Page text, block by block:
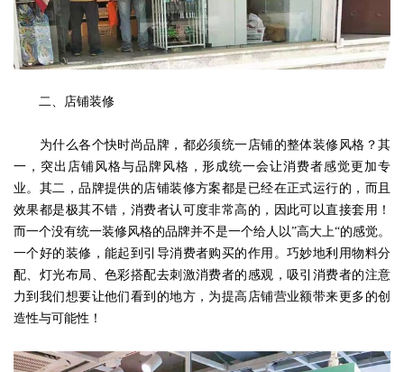
二、店铺装修
为什么各个快时尚品牌，都必须统一店铺的整体装修风格？其
一，突出店铺风格与品牌风格，形成统一会让消费者感觉更加专
业。其二，品牌提供的店铺装修方案都是已经在正式运行的，而且
效果都是极其不错，消费者认可度非常高的，因此可以直接套用！
而一个没有统一装修风格的品牌并不是一个给人以”高大上“的感觉。
一个好的装修，能起到引导消费者购买的作用。巧妙地利用物料分
配、灯光布局、色彩搭配去刺激消费者的感观，吸引消费者的注意
力到我们想要让他们看到的地方，为提高店铺营业额带来更多的创
造性与可能性！